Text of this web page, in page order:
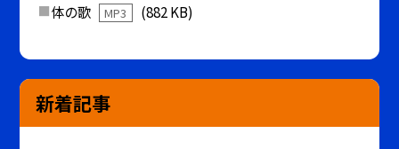
体の歌
MP3 (882 KB)
新着記事